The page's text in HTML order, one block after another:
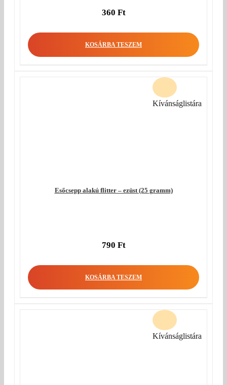
360 Ft
KOSÁRBA TESZEM
Esőcsepp alakú flitter – ezüst (25 gramm)
790 Ft
KOSÁRBA TESZEM
Kívánságlistára
Kívánságlistára